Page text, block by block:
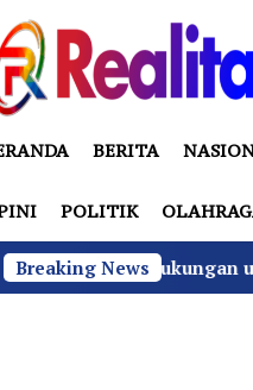
BERITA
POLITIK
Breaking News
untuk Hj. Desi